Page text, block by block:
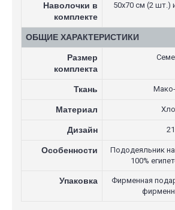
Наволочки в
комплекте
50х70 см (2 шт.)
ОБЩИЕ ХАРАКТЕРИСТИКИ
Размер
комплекта
Ткань
Материал
Дизайн
Особенности
Пододеяльник
100%
Упаковка
Фирменная